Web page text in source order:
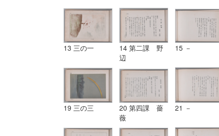
13 三の一
14 第二課 野
辺
15 －
19 三の三
20 第四課 薔
薇
21 －